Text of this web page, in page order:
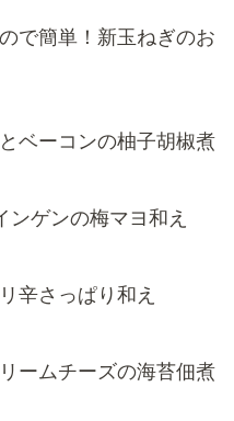
で簡単！新玉ねぎのお
ベーコンの柚子胡椒煮
ゲンの梅マヨ和え
辛さっぱり和え
ームチーズの海苔佃煮